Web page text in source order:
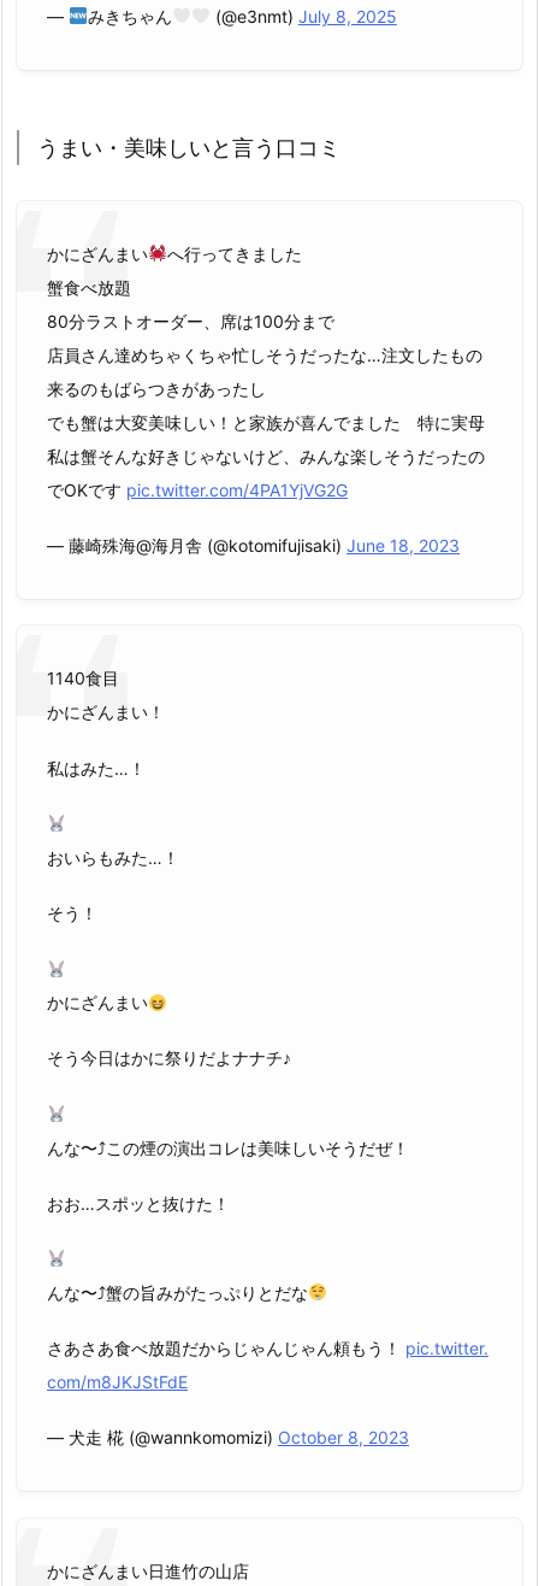
— みきちゃん (@e3nmt) July 8, 2025
うまい・美味しいと言う口コミ
かにざんまい
へ行ってきました
蟹食べ放題
80分ラストオーダー、席は100分まで
店員さん達めちゃくちゃ忙しそうだったな…注文したもの
来るのもばらつきがあったし
でも蟹は大変美味しい！と家族が喜んでました 特に実母
私は蟹そんな好きじゃないけど、みんな楽しそうだったの
でOKです pic.twitter.com/4PA1YjVG2G
— 藤崎殊海@海月舎 (@kotomifujisaki) June 18, 2023
1140食目
かにざんまい！
私はみた…！
おいらもみた…！
そう！
かにざんまい
そう今日はかに祭りだよナナチ♪
んな〜⤴︎この煙の演出コレは美味しいそうだぜ！
おお…スポッと抜けた！
んな〜⤴︎蟹の旨みがたっぷりとだな
さあさあ食べ放題だからじゃんじゃん頼もう！ pic.twitter.
com/m8JKJStFdE
— 犬走 椛 (@wannkomomizi) October 8, 2023
かにざんまい日進竹の山店